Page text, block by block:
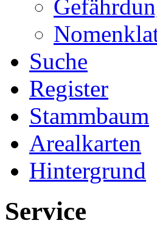
Suche
Register
Stammbaum
Arealkarten
Hintergrund
Service